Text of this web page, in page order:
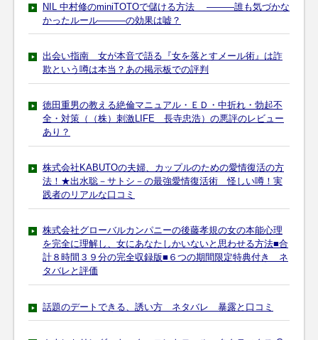
NIL 中村修のminiTOTOで儲ける方法 ―――誰も気づかな
かったルール―――の効果は嘘？
出会い指南 女が本音で語る『女を落とすメール術』は詐
欺という噂は本当？あの掲示板での評判
徳田重男の教える絶倫マニュアル・ＥＤ・中折れ・勃起不
全・対策（（株）刺激LIFE 長寺忠浩）の悪評のレビュー
あり？
株式会社KABUTOの夫婦、カップルのための愛情復活の方
法！★出水聡－サトシ－の最強愛情復活術 怪しい噂！実
践者のリアルな口コミ
株式会社グローバルカンパニーの後藤孝規の女の本能心理
を完全に理解し、女にあなたしかいないと思わせる方法■合
計８時間３９分の完全収録版■６つの期間限定特典付き ネ
タバレと評価
話題のデートできる、誘い方 ネタバレ 暴露と口コミ